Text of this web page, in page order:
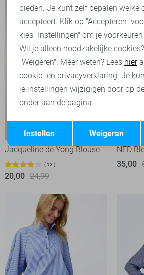
Jacqueline de Yong Blouse
13
20,00 24,99
NED
35,00
Terug
bieden. Je kunt zelf bepalen welke
accepteert. Klik op "Accepteren"
kies "Instellingen" om je
Wil je alleen noodzakelijke
"Weigeren". Meer weten? Lees hier
cookie- en privacyverklaring. Je
je instellingen wijzigigen door op
onder aan de pagina.
Weigeren
Instellen